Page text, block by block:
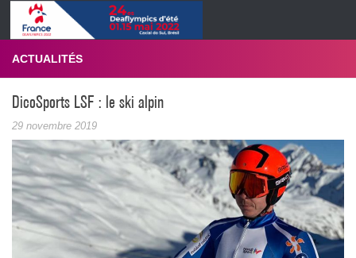
Skip to content
ACTUALITÉS
DicoSports LSF : le ski alpin
29 novembre 2019